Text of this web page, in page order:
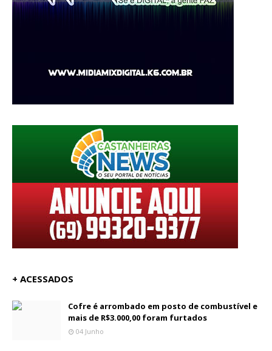
+ ACESSADOS
Cofre é arrombado em posto de combustível e
mais de R$3.000,00 foram furtados
04 Junho